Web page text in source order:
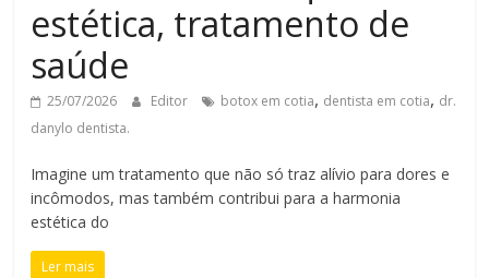
estética, tratamento de
saúde
25/07/2026 Editor botox em cotia, dentista em cotia, dr.
danylo dentista.
Imagine um tratamento que não só traz alívio para dores e
incômodos, mas também contribui para a harmonia
estética do
Ler mais